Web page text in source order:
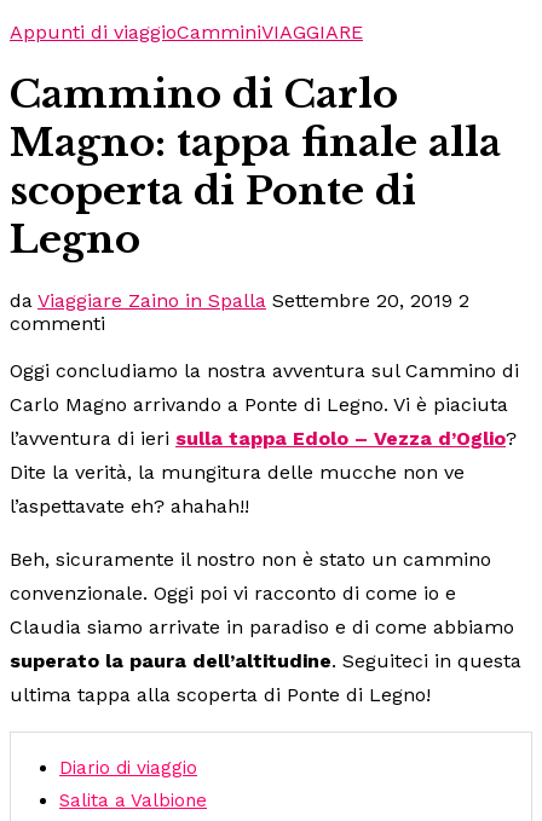
Appunti di viaggioCamminiVIAGGIARE
Cammino di Carlo
Magno: tappa finale alla
scoperta di Ponte di
Legno
da Viaggiare Zaino in Spalla Settembre 20, 2019 2
commenti
Oggi concludiamo la nostra avventura sul Cammino di
Carlo Magno arrivando a Ponte di Legno. Vi è piaciuta
l’avventura di ieri sulla tappa Edolo – Vezza d’Oglio?
Dite la verità, la mungitura delle mucche non ve
l’aspettavate eh? ahahah!!
Beh, sicuramente il nostro non è stato un cammino
convenzionale. Oggi poi vi racconto di come io e
Claudia siamo arrivate in paradiso e di come abbiamo
superato la paura dell’altitudine. Seguiteci in questa
ultima tappa alla scoperta di Ponte di Legno!
Diario di viaggio
Salita a Valbione